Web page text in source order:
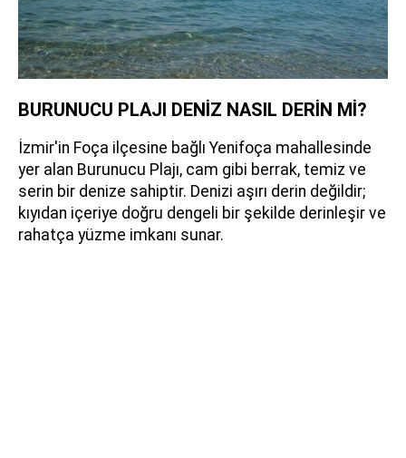
BURUNUCU PLAJI DENİZ NASIL DERİN Mİ?
İzmir'in Foça ilçesine bağlı Yenifoça mahallesinde
yer alan Burunucu Plajı, cam gibi berrak, temiz ve
serin bir denize sahiptir. Denizi aşırı derin değildir;
kıyıdan içeriye doğru dengeli bir şekilde derinleşir ve
rahatça yüzme imkanı sunar.